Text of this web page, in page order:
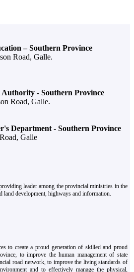
– Southern Province
Road, Galle.
Authority - Southern Province
Road, Galle.
Department - Southern Province
Galle
leader among the provincial ministries in the
land development, highways and information.
to create a proud generation of skilled and proud
to improve the human management of state
road network, to improve the living standards of
and to effectively manage the physical,